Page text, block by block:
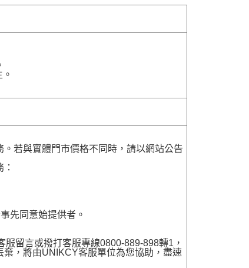
若與實體門市價格不同時，請以網站公告
先同意始提供者。
留言或撥打客服專線0800-889-898轉1，
棄，將由UNIKCY客服單位為您協助，盡速